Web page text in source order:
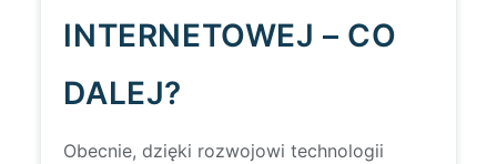
INTERNETOWEJ – CO
DALEJ?
Obecnie, dzięki rozwojowi technologii